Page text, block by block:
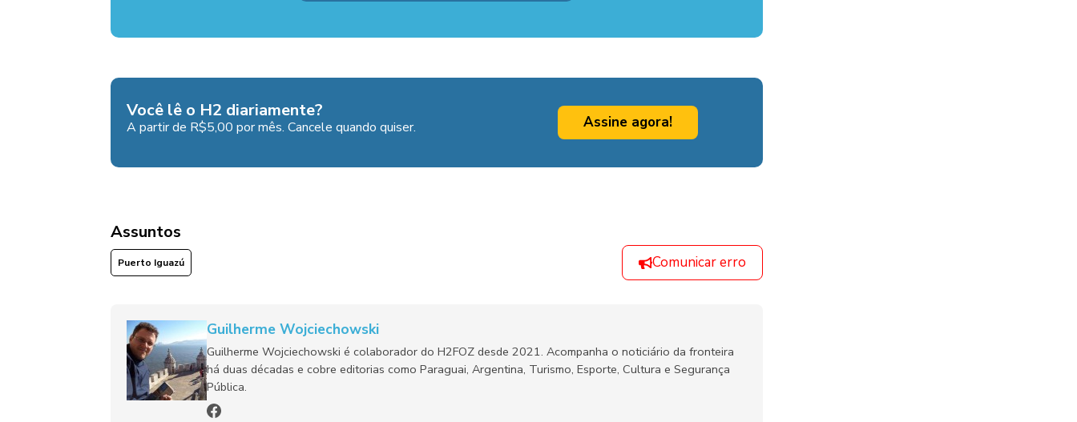
Você lê o H2 diariamente?
A partir de R$5,00 por mês. Cancele quando quiser. Assine agora!
Assuntos
Puerto Iguazú Comunicar erro
Guilherme Wojciechowski
Guilherme Wojciechowski é colaborador do H2FOZ desde 2021. Acompanha o noticiário da fronteira
há duas décadas e cobre editorias como Paraguai, Argentina, Turismo, Esporte, Cultura e Segurança
Pública.